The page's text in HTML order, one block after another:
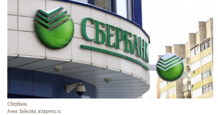
Сбербанк.
Анна Зайкова, altapress.ru